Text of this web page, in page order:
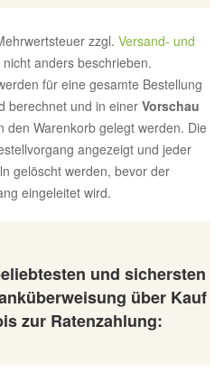
zzgl. Versand- und
nicht anders beschrieben.
für eine gesamte Bestellung
berechnet und in einer Vorschau
den Warenkorb gelegt werden. Die
angezeigt und jeder
gelöscht werden, bevor der
eingeleitet wird.
und sichersten
über Kauf
zur Ratenzahlung: